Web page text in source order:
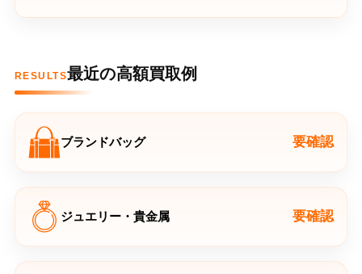
RESULTS最近の高額買取例
ブランドバッグ 要確認
ジュエリー・貴金属 要確認